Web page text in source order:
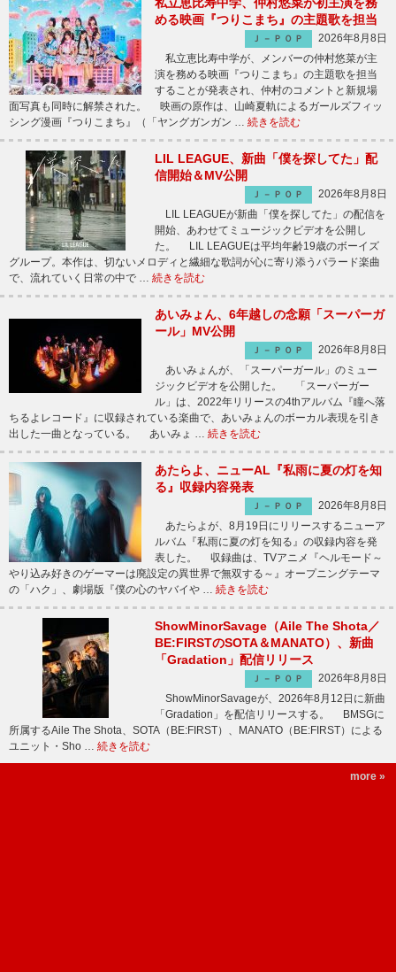
める映画『つりこまち』の主題歌を担当
Ｊ－ＰＯＰ
2026年8月8日
私立恵比寿中学が、メンバーの仲村悠菜が主
演を務める映画『つりこまち』の主題歌を担当
することが発表され、仲村のコメントと新規場
面写真も同時に解禁された。 映画の原作は、山崎夏軌によるガールズフィッ
シング漫画『つりこまち』（「ヤングガンガン … 続きを読む
LIL LEAGUE、新曲「僕を探してた」配
信開始＆MV公開
Ｊ－ＰＯＰ
2026年8月8日
LIL LEAGUEが新曲「僕を探してた」の配信を
開始、あわせてミュージックビデオを公開し
た。 LIL LEAGUEは平均年齢19歳のボーイズ
グループ。本作は、切ないメロディと繊細な歌詞が心に寄り添うバラード楽曲
で、流れていく日常の中で … 続きを読む
あいみょん、6年越しの念願「スーパーガ
ール」MV公開
Ｊ－ＰＯＰ
2026年8月8日
あいみょんが、「スーパーガール」のミュー
ジックビデオを公開した。 「スーパーガー
ル」は、2022年リリースの4thアルバム『瞳へ落
ちるよレコード』に収録されている楽曲で、あいみょんのボーカル表現を引き
出した一曲となっている。 あいみょ … 続きを読む
あたらよ、ニューAL『私雨に夏の灯を知
る』収録内容発表
Ｊ－ＰＯＰ
2026年8月8日
あたらよが、8月19日にリリースするニューア
ルバム『私雨に夏の灯を知る』の収録内容を発
表した。 収録曲は、TVアニメ『ヘルモード～
やり込み好きのゲーマーは廃設定の異世界で無双する～』オープニングテーマ
の「ハク」、劇場版『僕の心のヤバイや … 続きを読む
ShowMinorSavage（Aile The Shota／
BE:FIRSTのSOTA＆MANATO）、新曲
「Gradation」配信リリース
Ｊ－ＰＯＰ
2026年8月8日
ShowMinorSavageが、2026年8月12日に新曲
「Gradation」を配信リリースする。 BMSGに
所属するAile The Shota、SOTA（BE:FIRST）、MANATO（BE:FIRST）による
ユニット・Sho … 続きを読む
more »